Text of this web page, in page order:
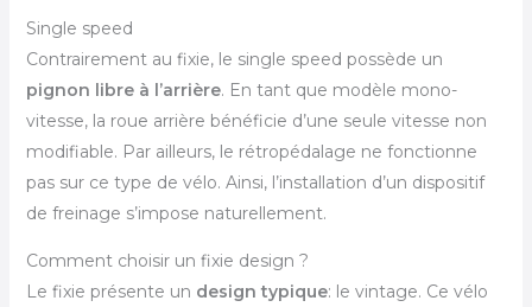
Single speed
Contrairement au fixie, le single speed possède un
pignon libre à l’arrière. En tant que modèle mono-
vitesse, la roue arrière bénéficie d’une seule vitesse non
modifiable. Par ailleurs, le rétropédalage ne fonctionne
pas sur ce type de vélo. Ainsi, l’installation d’un dispositif
de freinage s’impose naturellement.
Comment choisir un fixie design ?
Le fixie présente un design typique: le vintage. Ce vélo